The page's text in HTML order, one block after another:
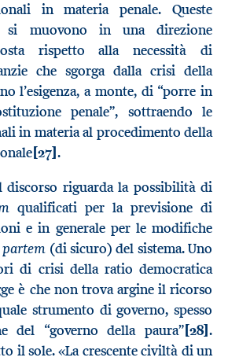
in materia penale. Queste
si muovono in una direzione
rispetto alla necessità di
che sgorga dalla crisi della
l’esigenza, a monte, di “porre in
penale”, sottraendo le
in materia al procedimento della
[27].
discorso riguarda la possibilità di
qualificati per la previsione di
e in generale per le modifiche
(di sicuro) del sistema. Uno
di crisi della ratio democratica
è che non trova argine il ricorso
strumento di governo, spesso
del “governo della paura”[28].
il sole. «La crescente civiltà di un